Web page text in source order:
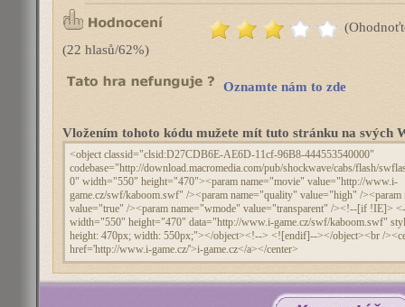
(22 hlasů/62%)
Oznamte nám to zde
Vložením tohoto kódu mužete mít tuto stránku na svých